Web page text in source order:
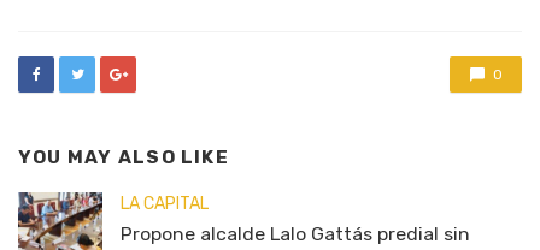
0
YOU MAY ALSO LIKE
LA CAPITAL
Propone alcalde Lalo Gattás predial sin